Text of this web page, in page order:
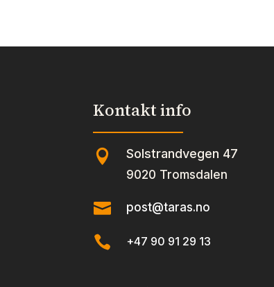
Kontakt info
 Solstrandvegen 47
9020 Tromsdalen
 post@taras.no
 +47 90 91 29 13